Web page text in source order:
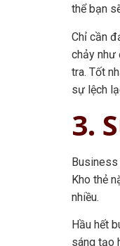
thể bạn
Chỉ cần
chảy như
tra. Tốt
sự lệch
3.
Business
Kho thẻ
nhiều.
Hầu hết
sáng tạo